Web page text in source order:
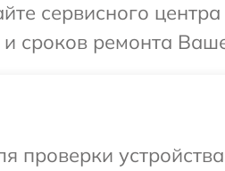
сервисного
сроков ремонта
проверки